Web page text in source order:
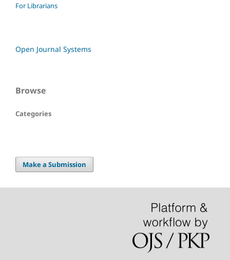
For Librarians
Open Journal Systems
Browse
Categories
Make a Submission